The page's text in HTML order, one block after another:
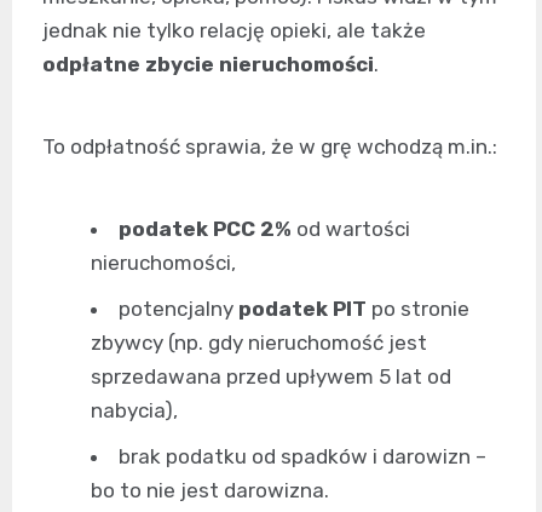
jednak nie tylko relację opieki, ale także
odpłatne zbycie nieruchomości.
To odpłatność sprawia, że w grę wchodzą m.in.:
podatek PCC 2% od wartości
nieruchomości,
potencjalny podatek PIT po stronie
zbywcy (np. gdy nieruchomość jest
sprzedawana przed upływem 5 lat od
nabycia),
brak podatku od spadków i darowizn –
bo to nie jest darowizna.